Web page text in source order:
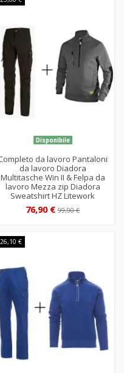
Disponibile
da lavoro Pantaloni
da lavoro Diadora
Multitasche Win II & Felpa da
lavoro Mezza zip Diadora
Sweatshirt HZ Litework
76,90 €99,90 €
€